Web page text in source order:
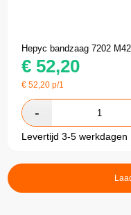
Hepyc bandzaag 7202
€ 52,20
€52,20 p/1
Levertijd 3-5 werkdagen